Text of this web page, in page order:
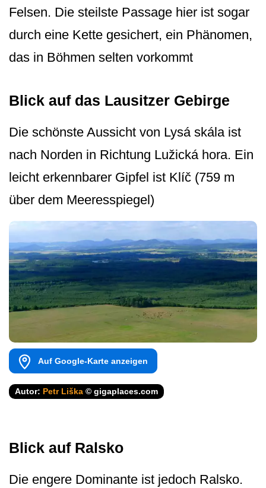
Felsen. Die steilste Passage hier ist sogar
durch eine Kette gesichert, ein Phänomen,
das in Böhmen selten vorkommt
Blick auf das Lausitzer Gebirge
Die schönste Aussicht von Lysá skála ist
nach Norden in Richtung Lužická hora. Ein
leicht erkennbarer Gipfel ist Klíč (759 m
über dem Meeresspiegel)
Auf Google-Karte anzeigen
Autor: Petr Liška © gigaplaces.com
Blick auf Ralsko
Die engere Dominante ist jedoch Ralsko.